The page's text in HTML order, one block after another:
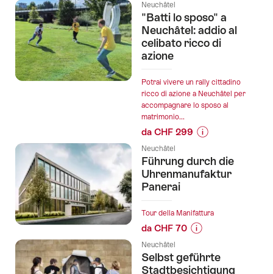
sul
prezzo
dell’offerta
Chenapans“
in
Neuenburg":
Neuchâtel
"Batti lo sposo" a
Neuchâtel: addio al
celibato ricco di
azione
Potrai vivere un rally cittadino
ricco di azione a Neuchâtel per
accompagnare lo sposo al
matrimonio...
da CHF 299
sul
prezzo
lo
sposo"
Neuchâtel:
addio
Neuchâtel
Führung durch die
Uhrenmanufaktur
Panerai
Tour della Manifattura
da CHF 70
sul
prezzo
Neuchâtel
Selbst geführte
Stadtbesichtigung